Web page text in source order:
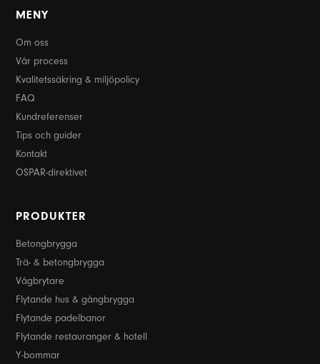
MENY
Om oss
Vår process
Kvalitetssäkring & miljöpolicy
FAQ
Kundreferenser
Tips och guider
Kontakt
OSPAR-direktivet
PRODUKTER
Betongbrygga
Trä- & betongbrygga
Vågbrytare
Flytande hus & gångbrygga
Flytande padelbanor
Flytande restauranger & hotell
Y-bommar